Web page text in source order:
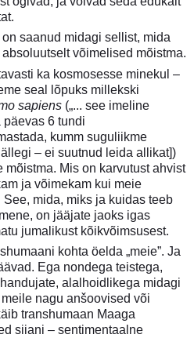
saanud midagi sellist, mida
võimelised mõistma.
ka kosmosesse minekul –
seal lõpuks millekski
sapiens („... see imeline
6 tundi
kumm suguliikme
– ei suutnud leida allikat])
Mis on karvutust ahvist
ja võimekam kui meie
mida, miks ja kuidas teeb
on jääjate jaoks igas
jumalikust kõikvõimsusest.
kohta öelda „meie”. Ja
Ega nondega teistega,
alalhoidlikega midagi
nagu anšoovised või
transhumaan Maaga
siiani – sentimentaalne